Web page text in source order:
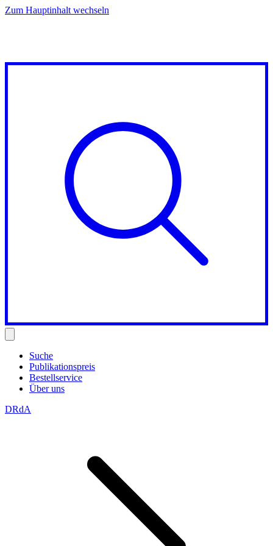
Zum Hauptinhalt wechseln
Suche
Publikationspreis
Bestellservice
Über uns
DRdA